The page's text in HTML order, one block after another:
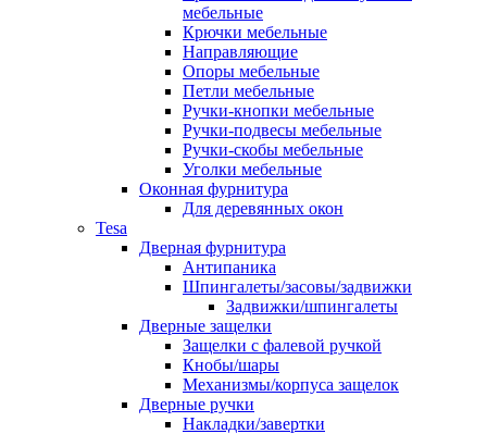
мебельные
Крючки мебельные
Направляющие
Опоры мебельные
Петли мебельные
Ручки-кнопки мебельные
Ручки-подвесы мебельные
Ручки-скобы мебельные
Уголки мебельные
Оконная фурнитура
Для деревянных окон
Tesa
Дверная фурнитура
Антипаника
Шпингалеты/засовы/задвижки
Задвижки/шпингалеты
Дверные защелки
Защелки с фалевой ручкой
Кнобы/шары
Механизмы/корпуса защелок
Дверные ручки
Накладки/завертки